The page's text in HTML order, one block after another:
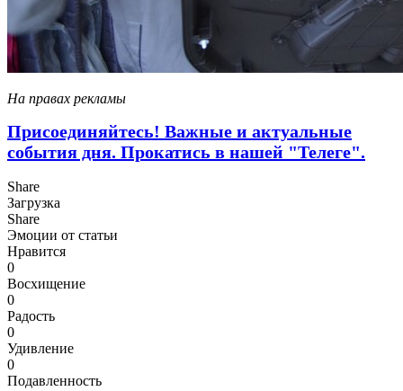
На правах рекламы
Присоединяйтесь! Важные и актуальные
события дня. Прокатись в нашей "Телеге".
Share
Загрузка
Share
Эмоции от статьи
Нравится
0
Восхищение
0
Радость
0
Удивление
0
Подавленность